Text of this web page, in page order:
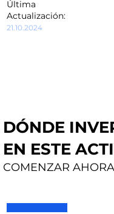
Última
Actualización:
21.10.2024
DÓNDE
EN ESTE
COMENZAR AHORA